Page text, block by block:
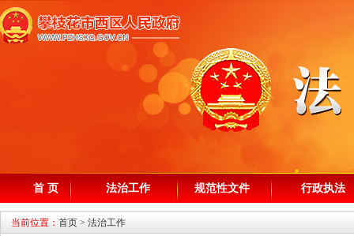
首 页 法治工作 规范性文件 行政执法
当前位置： 首页 > 法治工作